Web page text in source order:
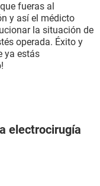
fueras al
y así el médicto
la situación de
operada. Éxito y
ya estás
electrocirugía